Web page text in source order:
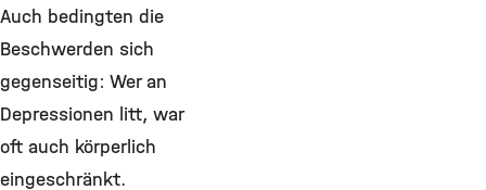
Auch bedingten die
Beschwerden sich
gegenseitig: Wer an
Depressionen litt, war
oft auch körperlich
eingeschränkt.